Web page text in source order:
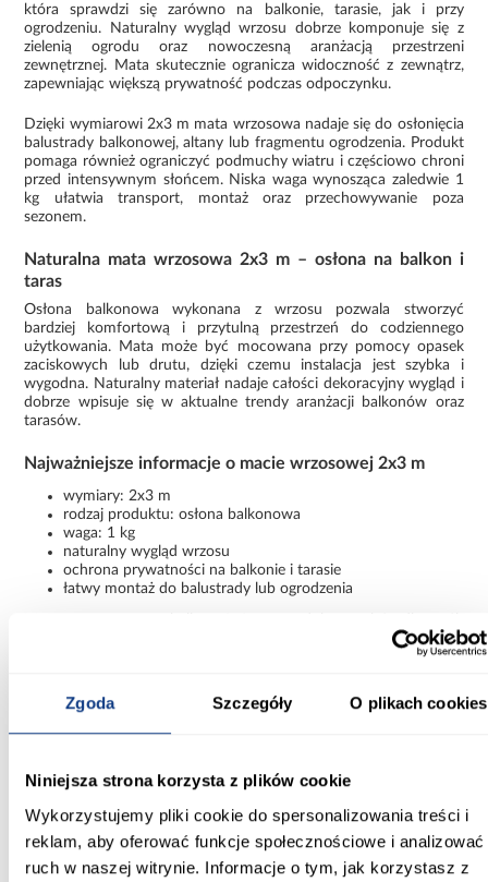
Zgoda Szczegóły O plikach cookies
Niniejsza strona korzysta z plików cookie
Wykorzystujemy pliki cookie do spersonalizowania treści i
reklam, aby oferować funkcje społecznościowe i analizować
ruch w naszej witrynie. Informacje o tym, jak korzystasz z
która sprawdzi się zarówno na balkonie, tarasie, jak i przy
ogrodzeniu. Naturalny wygląd wrzosu dobrze komponuje się z
zielenią ogrodu oraz nowoczesną aranżacją przestrzeni
zewnętrznej. Mata skutecznie ogranicza widoczność z zewnątrz,
zapewniając większą prywatność podczas odpoczynku.
Dzięki wymiarowi 2x3 m mata wrzosowa nadaje się do osłonięcia
balustrady balkonowej, altany lub fragmentu ogrodzenia. Produkt
pomaga również ograniczyć podmuchy wiatru i częściowo chroni
przed intensywnym słońcem. Niska waga wynosząca zaledwie 1
kg ułatwia transport, montaż oraz przechowywanie poza
sezonem.
Naturalna mata wrzosowa 2x3 m – osłona na balkon i
taras
Osłona balkonowa wykonana z wrzosu pozwala stworzyć
bardziej komfortową i przytulną przestrzeń do codziennego
użytkowania. Mata może być mocowana przy pomocy opasek
zaciskowych lub drutu, dzięki czemu instalacja jest szybka i
wygodna. Naturalny materiał nadaje całości dekoracyjny wygląd i
dobrze wpisuje się w aktualne trendy aranżacji balkonów oraz
tarasów.
Najważniejsze informacje o macie wrzosowej 2x3 m
wymiary: 2x3 m
rodzaj produktu: osłona balkonowa
waga: 1 kg
naturalny wygląd wrzosu
ochrona prywatności na balkonie i tarasie
łatwy montaż do balustrady lub ogrodzenia
szukających naturalnej osłony ogrodowej, która poprawi komfort
użytkowania przestrzeni zewnętrznej i jednocześnie będzie
Waga [kg]:
1
Rodzaj asortymentu: